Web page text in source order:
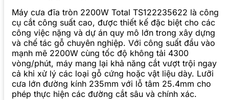
Máy cưa đĩa tròn 2200W Total TS122235622 là công
cụ cắt công suất cao, được thiết kế đặc biệt cho các
công việc nặng và dự án quy mô lớn trong xây dựng
và chế tác gỗ chuyên nghiệp. Với công suất đầu vào
mạnh mẽ 2200W cùng tốc độ không tải 4300
vòng/phút, máy mang lại khả năng cắt vượt trội ngay
cả khi xử lý các loại gỗ cứng hoặc vật liệu dày. Lưỡi
cưa lớn đường kính 235mm với lỗ tâm 25.4mm cho
phép thực hiện các đường cắt sâu và chính xác.